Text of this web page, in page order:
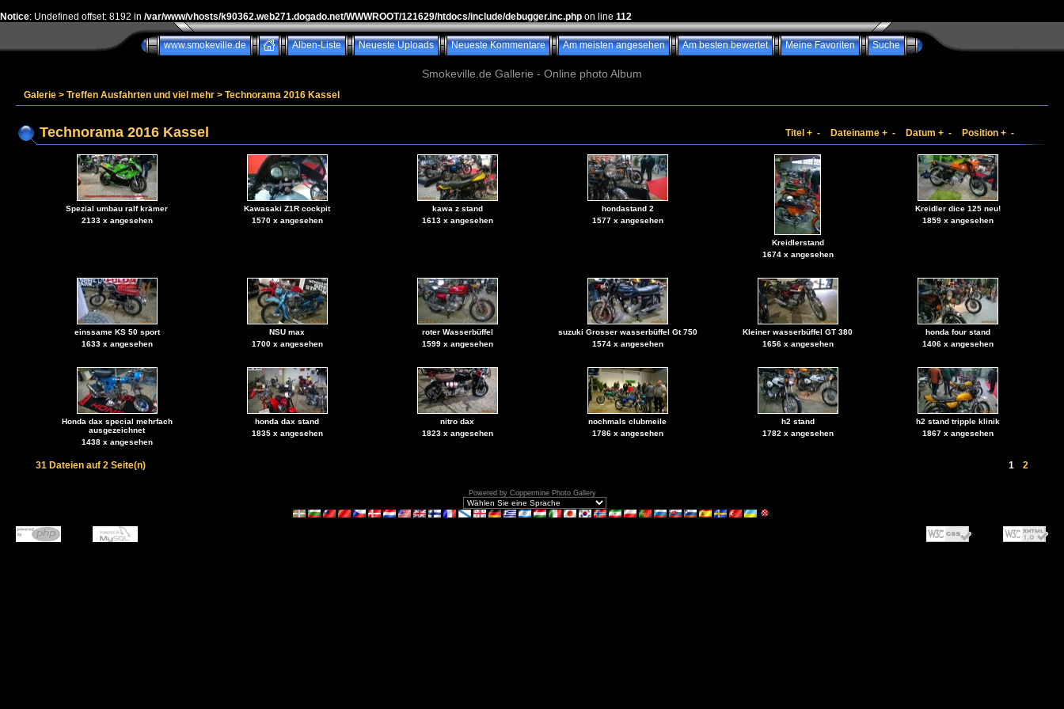
Notice: Undefined offset: 8192 in /var/www/vhosts/k90362.web271.dogado.net/WWWROOT/121629/htdocs/include/debugger.inc.php on line 112
www.smokeville.de Alben-Liste Neueste Uploads Neueste Kommentare Am meisten angesehen Am besten bewertet Meine Favoriten Suche
Smokeville.de Gallerie - Online photo Album
Galerie > Treffen Ausfahrten und viel mehr > Technorama 2016 Kassel
Technorama 2016 Kassel Titel + - Dateiname + - Datum + - Position + -
Spezial umbau ralf krämer
2133 x angesehen
Kawasaki Z1R cockpit
1570 x angesehen
kawa z stand
1613 x angesehen
hondastand 2
1577 x angesehen
Kreidlerstand
1674 x angesehen
Kreidler dice 125 neu!
1859 x angesehen
einssame KS 50 sport
1633 x angesehen
NSU max
1700 x angesehen
roter Wasserbüffel
1599 x angesehen
suzuki Grosser wasserbüffel Gt 750
1574 x angesehen
Kleiner wasserbüffel GT 380
1656 x angesehen
honda four stand
1406 x angesehen
Honda dax special mehrfach
ausgezeichnet
1438 x angesehen
honda dax stand
1835 x angesehen
nitro dax
1823 x angesehen
nochmals clubmeile
1786 x angesehen
h2 stand
1782 x angesehen
h2 stand tripple klinik
1867 x angesehen
31 Dateien auf 2 Seite(n) 1 2
Powered by Coppermine Photo Gallery